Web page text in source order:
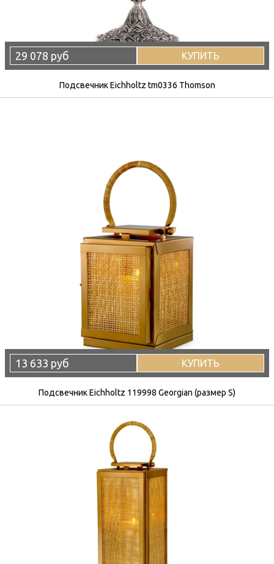
29 078 руб КУПИТЬ
Подсвечник Eichholtz tm0336 Thomson
13 633 руб КУПИТЬ
Подсвечник Eichholtz 119998 Georgian (размер S)